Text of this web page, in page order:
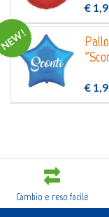
€
€
Cambio e reso facile